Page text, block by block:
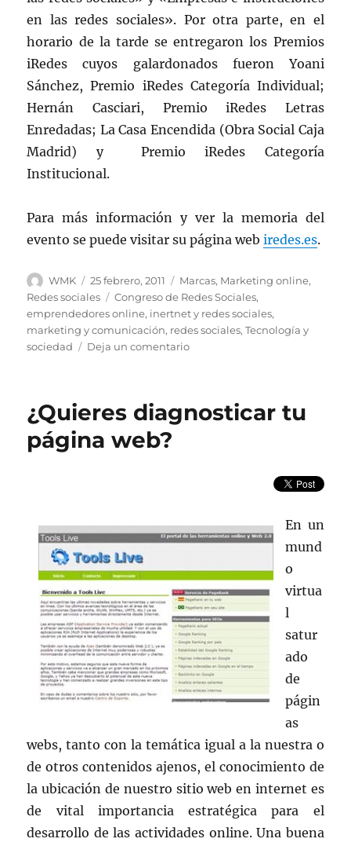
en las redes sociales». Por otra parte, en el
horario de la tarde se entregaron los Premios
iRedes cuyos galardonados fueron Yoani
Sánchez, Premio iRedes Categoría Individual;
Hernán Casciari, Premio iRedes Letras
Enredadas; La Casa Encendida (Obra Social Caja
Madrid) y Premio iRedes Categoría
Institucional.
Para más información y ver la memoria del
evento se puede visitar su página webiredes.es.
Autor
WMK
Publicado
el
25 febrero, 2011 Categorías
Marcas, Marketing online,
Redes sociales
Etiquetas
Congreso de Redes Sociales,
emprendedores online, inertnet y redes sociales,
marketing y comunicación, redes sociales,Tecnología y
sociedad
Deja un comentarioen
sobre
¿Quieres diagnosticar tu
página web?
En un
mund
o
virtua
l
satur
ado
de
págin
as
webs, tanto con la temática igual a la nuestra o
de otros contenidos ajenos, el conocimiento de
la ubicación de nuestro sitio web en internet es
de vital importancia estratégica para el
desarrollo de las actividades online. Una buena